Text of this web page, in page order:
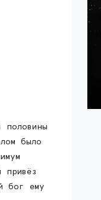
половины
было
привёз
бог ему